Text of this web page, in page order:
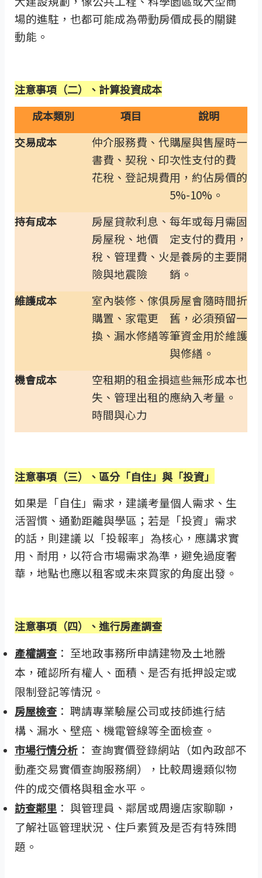
場的進駐，也都可能成為帶動房價成長的關鍵
動能。
注意事項（二）、計算投資成本
成本類別
項目
說明
交易成本
仲介服務費、代
書費、契稅、印
花稅、登記規費
購屋與售屋時一
次性支付的費
用，約佔房價的
5%-10%。
持有成本
房屋貸款利息、
房屋稅、地價
稅、管理費、火
險與地震險
每年或每月需固
定支付的費用，
是養房的主要開
銷。
維護成本
室內裝修、傢俱
購置、家電更
換、漏水修繕等
房屋會隨時間折
舊，必須預留一
筆資金用於維護
與修繕。
機會成本
空租期的租金損
失、管理出租的
時間與心力
這些無形成本也
應納入考量。
注意事項（三）、區分「自住」與「投資」
如果是「自住」需求，建議考量個人需求、生
活習慣、通勤距離與學區；若是「投資」需求
的話，則建議 以「投報率」為核心，應講求實
用、耐用，以符合市場需求為準，避免過度奢
華，地點也應以租客或未來買家的角度出發。
注意事項（四）、進行房產調查
產權調查 ： 至地政事務所申請建物及土地謄
本，確認所有權人、面積、是否有抵押設定或
限制登記等情況。
房屋檢查 ： 聘請專業驗屋公司或技師進行結
構、漏水、壁癌、機電管線等全面檢查。
市場行情分析 ： 查詢實價登錄網站（如內政部不
動產交易實價查詢服務網），比較周邊類似物
件的成交價格與租金水平。
訪查鄰里 ： 與管理員、鄰居或周邊店家聊聊，
了解社區管理狀況、住戶素質及是否有特殊問
題。